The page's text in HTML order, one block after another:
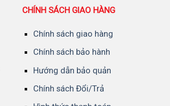
CHÍNH SÁCH GIAO HÀNG
Chính sách giao hàng
Chính sách bảo hành
Hướng dẫn bảo quản
Chính sách Đổi/Trả